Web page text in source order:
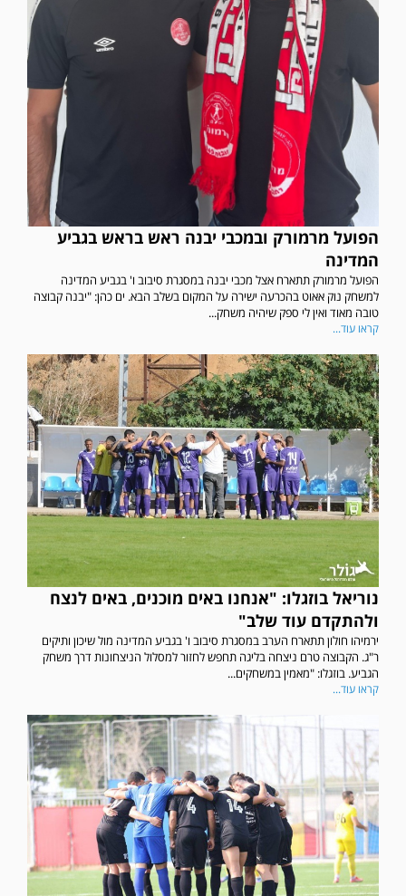
הפועל מרמורק ובמכבי יבנה ראש בראש בגביע
המדינה
הפועל מרמורק תתארח אצל מכבי יבנה במסגרת סיבוב ו' בגביע המדינה
למשחק נוק אאוט בהכרעה ישירה על המקום בשלב הבא. ים כהן: "יבנה קבוצה
טובה מאוד ואין לי ספק שיהיה משחק...
קראו עוד...
נוריאל בוזגלו: "אנחנו באים מוכנים, באים לנצח
ולהתקדם עוד שלב"
ירמיהו חולון תתארח הערב במסגרת סיבוב ו' בגביע המדינה מול שיכון ותיקים
ר"ג. הקבוצה טרם ניצחה בליגה תחפש לחזור למסלול הניצחונות דרך משחק
הגביע. בוזגלו: "מאמין במשחקים...
קראו עוד...